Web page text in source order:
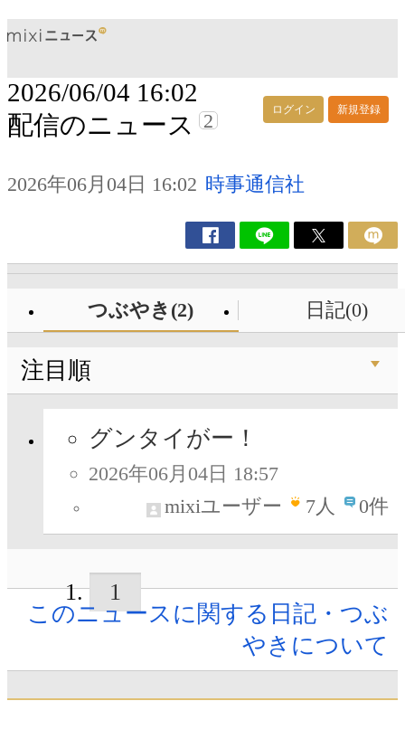
ログイン 新規登録
2026/06/04 16:02
配信のニュース
2
2026年06月04日 16:02 時事通信社
つぶやき(2) 日記(0)
注目順
グンタイがー！
2026年06月04日 18:57
mixiユーザー
7人 0件
1
このニュースに関する日記・つぶ
やきについて